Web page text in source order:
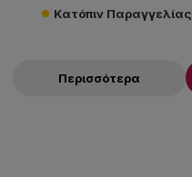
Κατόπιν Παραγγελίας
Περισσότερα